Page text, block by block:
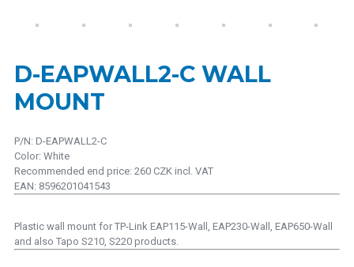
D-EAPWALL2-C WALL
MOUNT
P/N: D-EAPWALL2-C
Color: White
Recommended end price: 260 CZK incl. VAT
EAN: 8596201041543
Plastic wall mount for TP-Link EAP115-Wall, EAP230-Wall, EAP650-Wall
and also Tapo S210, S220 products.